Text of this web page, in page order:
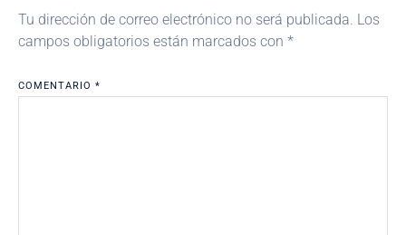
Tu dirección de correo electrónico no será publicada. Los
campos obligatorios están marcados con *
COMENTARIO *